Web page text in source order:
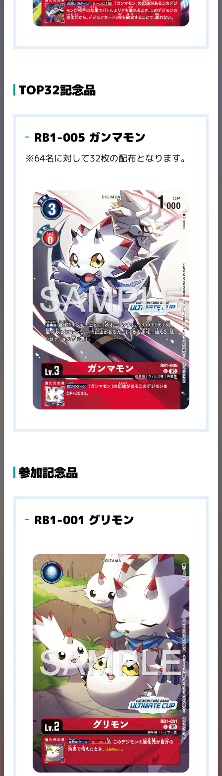
TOP32記念品
RB1-005 ガンマモン
※64名に対して32枚の配布となります。
参加記念品
RB1-001 グリモン